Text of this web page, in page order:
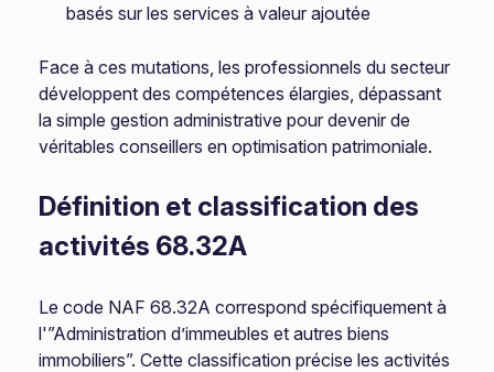
basés sur les services à valeur ajoutée
Face à ces mutations, les professionnels du secteur
développent des compétences élargies, dépassant
la simple gestion administrative pour devenir de
véritables conseillers en optimisation patrimoniale.
Définition et classification des
activités 68.32A
Le code NAF 68.32A correspond spécifiquement à
l'”Administration d’immeubles et autres biens
immobiliers”. Cette classification précise les activités